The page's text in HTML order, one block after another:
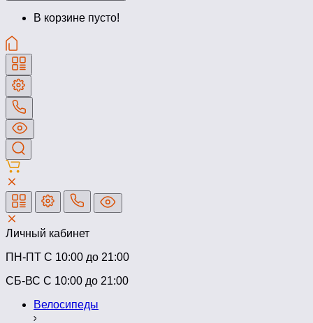
В корзине пусто!
Личный кабинет
ПН-ПТ C 10:00 до 21:00
СБ-ВС С 10:00 до 21:00
Велосипеды